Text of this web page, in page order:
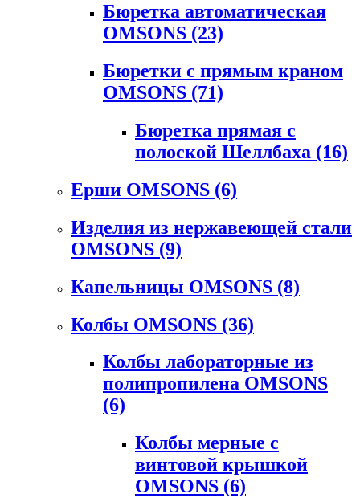
Бюретка автоматическая
OMSONS (23)
Бюретки с прямым краном
OMSONS (71)
Бюретка прямая с
полоской Шеллбаха (16)
Ерши OMSONS (6)
Изделия из нержавеющей стали
OMSONS (9)
Капельницы OMSONS (8)
Колбы OMSONS (36)
Колбы лабораторные из
полипропилена OMSONS
(6)
Колбы мерные с
винтовой крышкой
OMSONS (6)